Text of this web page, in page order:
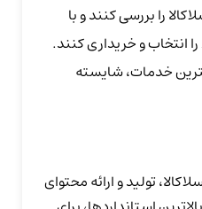
را بررسی کنند و با
انتخاب و خریداری کنند.
خدمات، شایسته
تولید و ارائه محتوای